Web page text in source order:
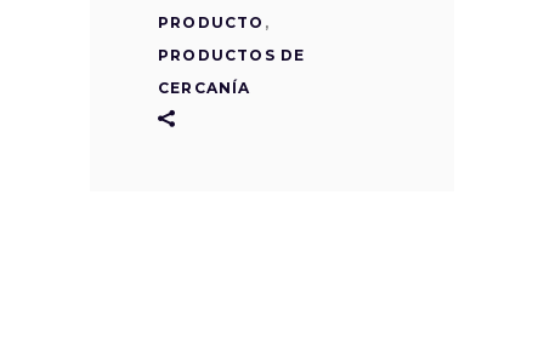
PRODUCTO ,
PRODUCTOS DE
CERCANÍA